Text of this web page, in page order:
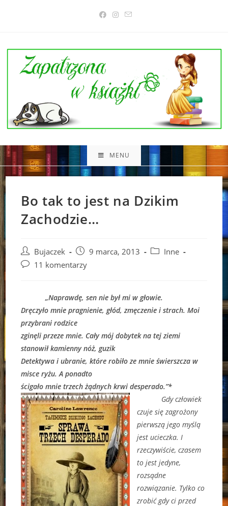
MENU
Bo tak to jest na Dzikim
Zachodzie…
Post
author:
Bujaczek
Post
published:
9 marca, 2013
PostInne
Post11 komentarzy
„Naprawdę, sen nie był mi w głowie.
Dręczyło mnie pragnienie, głód, zmęczenie i strach. Moi
przybrani rodzice
zginęli przeze mnie. Cały mój dobytek na tej ziemi
stanowił kamienny nóż, guzik
Detektywa i ubranie, które robiło ze mnie świerszcza w
misce ryżu. A ponadto
ścigało mnie trzech żądnych krwi desperado.”*
Gdy człowiek
czuje się zagrożony
pierwszą jego myślą
jest ucieczka. I
rzeczywiście, czasem
to jest jedyne,
rozsądne
rozwiązanie. Tylko co
zrobić gdy ci przed